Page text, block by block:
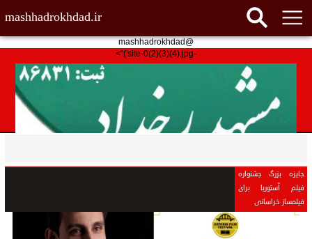
@mashhadrokhdad
mashhadrokhdad.ir
-site-0(2)(3)(4).jpg')">
جایزه بزرگ جشنواره
فیلم آستوریا برای
فیلمساز خراسانی